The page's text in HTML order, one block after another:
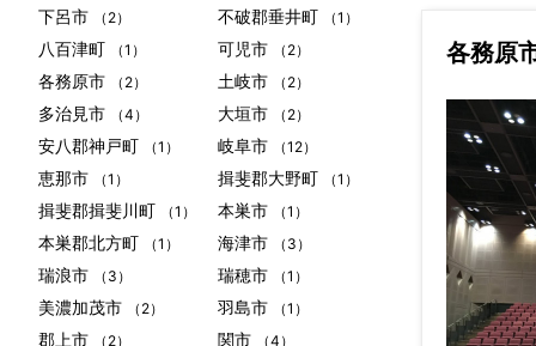
各務原
下呂市 （2） 不破郡垂井町 （1）
八百津町 （1） 可児市 （2）
各務原市 （2） 土岐市 （2）
多治見市 （4） 大垣市 （2）
安八郡神戸町 （1） 岐阜市 （12）
恵那市 （1） 揖斐郡大野町 （1）
揖斐郡揖斐川町 （1） 本巣市 （1）
本巣郡北方町 （1） 海津市 （3）
瑞浪市 （3） 瑞穂市 （1）
美濃加茂市 （2） 羽島市 （1）
郡上市 （2） 関市 （4）